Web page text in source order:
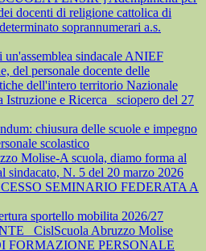
docenti di religione cattolica di
soprannumerari a.s.
un'assemblea sindacale ANIEF
del personale docente delle
dell'intero territorio Nazionale
Istruzione e Ricerca_ sciopero del 27
chiusura delle scuole e impegno
scolastico
Molise-A scuola, diamo forma al
sindacato, N. 5 del 20 marzo 2026
SEMINARIO FEDERATA A
sportello mobilita 2026/27
CislScuola Abruzzo Molise
FORMAZIONE PERSONALE